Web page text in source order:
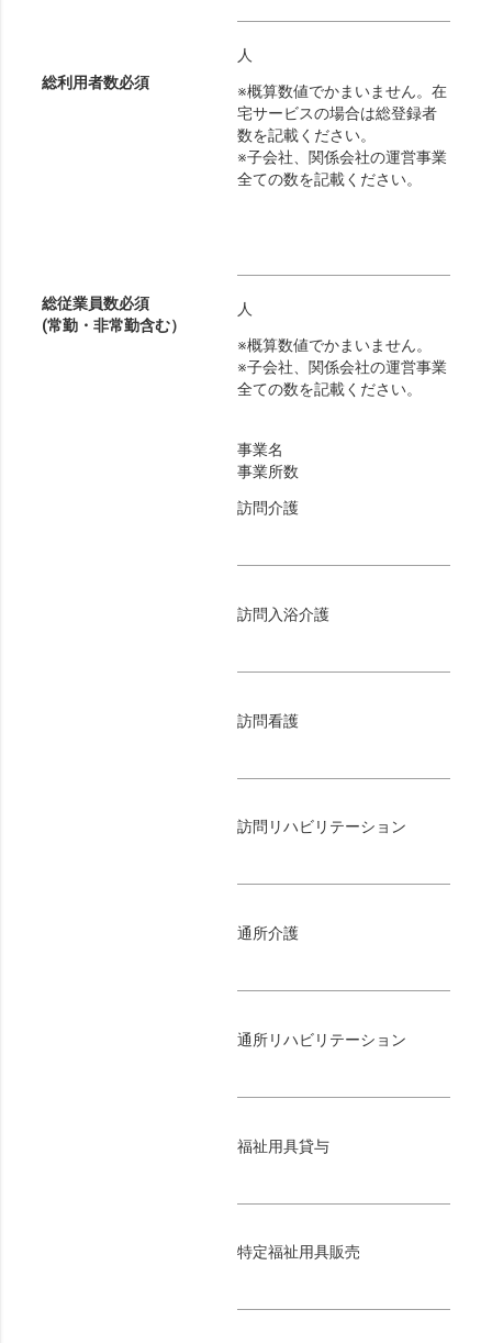
総利用者数必須
人
※概算数値でかまいません。在
宅サービスの場合は総登録者
数を記載ください。
※子会社、関係会社の運営事業
全ての数を記載ください。
総従業員数必須
(常勤・非常勤含む）
人
※概算数値でかまいません。
※子会社、関係会社の運営事業
全ての数を記載ください。
事業名
事業所数
訪問介護
訪問入浴介護
訪問看護
訪問リハビリテーション
通所介護
通所リハビリテーション
福祉用具貸与
特定福祉用具販売